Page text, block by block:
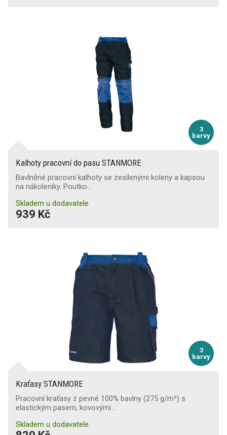
3
barvy
Kalhoty pracovní do pasu STANMORE
Bavlněné pracovní kalhoty se zesílenými koleny a kapsou
na nákoleníky. Poutko…
Skladem u dodavatele
939 Kč
3
barvy
Kraťasy STANMORE
Pracovní kraťasy z pevné 100% bavlny (275 g/m²) s
elastickým pasem, kovovými…
Skladem u dodavatele